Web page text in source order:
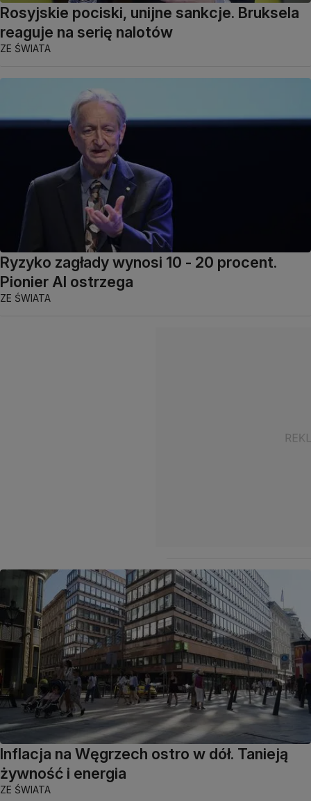
Rosyjskie pociski, unijne sankcje. Bruksela
reaguje na serię nalotów
ZE ŚWIATA
Ryzyko zagłady wynosi 10 - 20 procent.
Pionier AI ostrzega
ZE ŚWIATA
Inflacja na Węgrzech ostro w dół. Tanieją
żywność i energia
ZE ŚWIATA